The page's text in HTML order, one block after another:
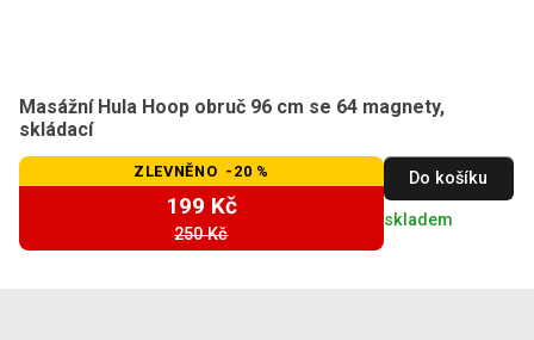
Masážní Hula Hoop obruč 96 cm se 64 magnety,
skládací
ZLEVNĚNO -20 %
199 Kč
250 Kč
Do košíku
skladem